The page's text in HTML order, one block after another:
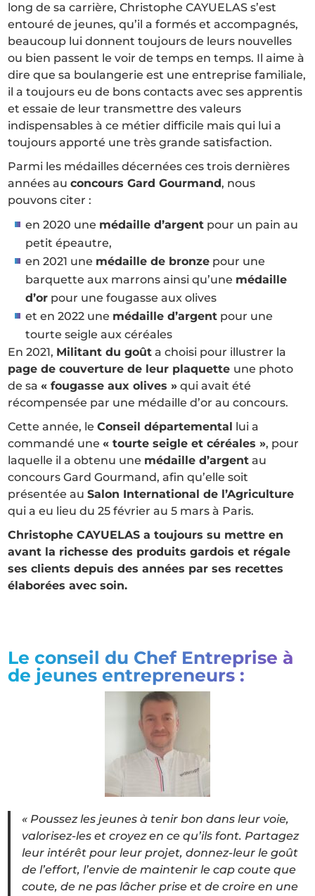
long de sa carrière, Christophe CAYUELAS s’est
entouré de jeunes, qu’il a formés et accompagnés,
beaucoup lui donnent toujours de leurs nouvelles
ou bien passent le voir de temps en temps. Il aime à
dire que sa boulangerie est une entreprise familiale,
il a toujours eu de bons contacts avec ses apprentis
et essaie de leur transmettre des valeurs
indispensables à ce métier difficile mais qui lui a
toujours apporté une très grande satisfaction.
Parmi les médailles décernées ces trois dernières
années auconcours Gard Gourmand, nous
pouvons citer :
en 2020 une médaille d’argent pour un pain au
petit épeautre,
en 2021 une médaille de bronze pour une
barquette aux marrons ainsi qu’une médaille
d’or pour une fougasse aux olives
et en 2022 une médaille d’argent pour une
tourte seigle aux céréales
En 2021, Militant du goût a choisi pour illustrer la
page de couverture de leur plaquette une photo
de sa« fougasse aux olives » qui avait été
récompensée par une médaille d’or au concours.
Cette année, leConseil départemental lui a
commandé une« tourte seigle et céréales », pour
laquelle il a obtenu une médaille d’argent au
concours Gard Gourmand, afin qu’elle soit
présentée auSalon International de l’Agriculture
qui a eu lieu du 25 février au 5 mars à Paris.
Christophe CAYUELAS a toujours su mettre en
avant la richesse des produits gardois et régale
ses clients depuis des années par ses recettes
élaborées avec soin.
Le conseil du Chef Entreprise à
de jeunes entrepreneurs :
« Poussez les jeunes à tenir bon dans leur voie,
valorisez-les et croyez en ce qu’ils font. Partagez
leur intérêt pour leur projet, donnez-leur le goût
de l’effort, l’envie de maintenir le cap coute que
coute, de ne pas lâcher prise et de croire en une